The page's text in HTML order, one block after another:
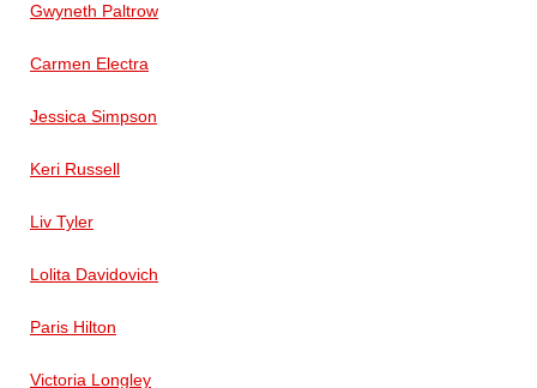
Gwyneth Paltrow
Carmen Electra
Jessica Simpson
Keri Russell
Liv Tyler
Lolita Davidovich
Paris Hilton
Victoria Longley